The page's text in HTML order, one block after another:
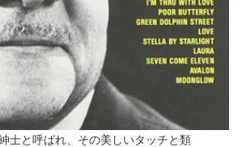
士と呼ばれ、その美しいタッチと類